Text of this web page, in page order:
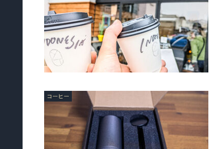
コーヒー